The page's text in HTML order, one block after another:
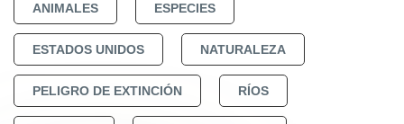
ANIMALES ESPECIES
ESTADOS UNIDOS NATURALEZA
PELIGRO DE EXTINCIÓN RÍOS